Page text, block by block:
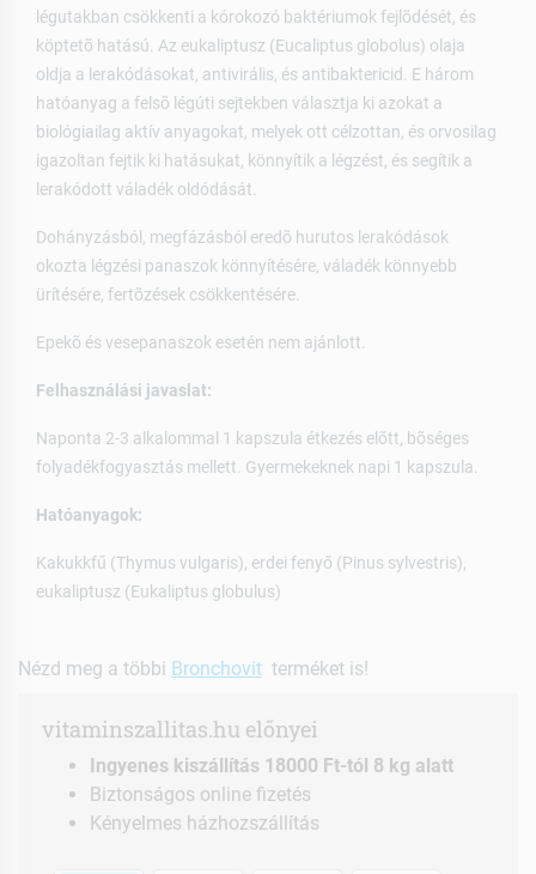
légutakban csökkenti a kórokozó baktériumok fejlõdését, és
köptetõ hatású. Az eukaliptusz (Eucaliptus globolus) olaja
oldja a lerakódásokat, antivirális, és antibaktericid. E három
hatóanyag a felsõ légúti sejtekben választja ki azokat a
biológiailag aktív anyagokat, melyek ott célzottan, és orvosilag
igazoltan fejtik ki hatásukat, könnyítik a légzést, és segítik a
lerakódott váladék oldódását.
Dohányzásból, megfázásból eredõ hurutos lerakódások
okozta légzési panaszok könnyítésére, váladék könnyebb
ürítésére, fertõzések csökkentésére.
Epekõ és vesepanaszok esetén nem ajánlott.
Felhasználási javaslat:
Naponta 2-3 alkalommal 1 kapszula étkezés elõtt, bõséges
folyadékfogyasztás mellett. Gyermekeknek napi 1 kapszula.
Hatóanyagok:
Kakukkfű (Thymus vulgaris), erdei fenyő (Pinus sylvestris),
eukaliptusz (Eukaliptus globulus)
Nézd meg a többi Bronchovit terméket is!
vitaminszallitas.hu előnyei
Ingyenes kiszállítás 18000 Ft-tól 8 kg alatt
Biztonságos online fizetés
Kényelmes házhozszállítás